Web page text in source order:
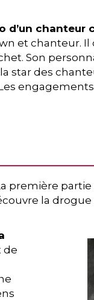
chanteur
et chanteur. Il
Son
star des
première
la
de